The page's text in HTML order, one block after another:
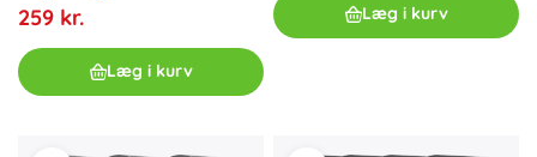
259 kr.
Læg i kurv
Læg i kurv